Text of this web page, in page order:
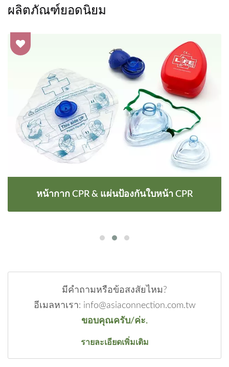
ผลิตภัณฑ์ยอดนิยม
หน้ากาก CPR & แผ่นป้องกันใบหน้า CPR
มีคำถามหรือข้อสงสัยไหม?
อีเมลหาเรา: info@asiaconnection.com.tw
ขอบคุณครับ/ค่ะ.
รายละเอียดเพิ่มเติม